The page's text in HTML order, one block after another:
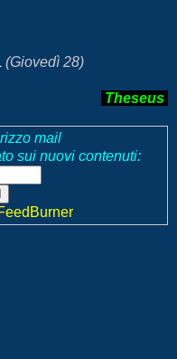
(Giovedì 28)
Theseus
mail
sui nuovi contenuti: